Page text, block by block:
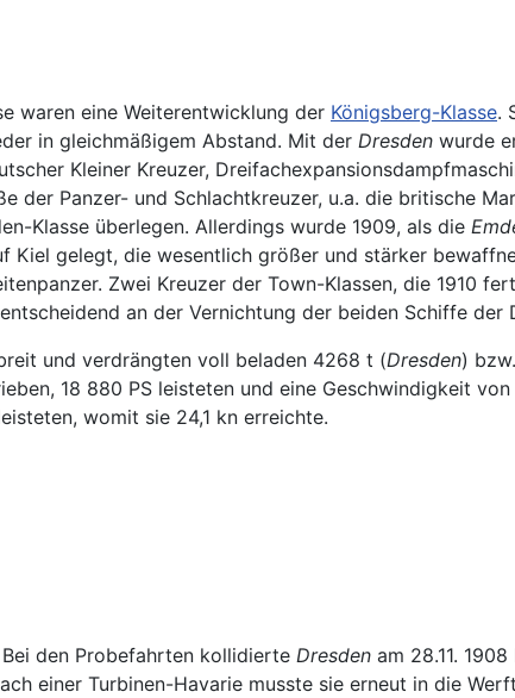
waren eine Weiterentwicklung der Königsberg-Klasse.
in gleichmäßigem Abstand. Mit der Dresden wurde
Kleiner Kreuzer,
der Panzer- und Schlachtkreuzer, u.a. die britische
Klasse überlegen. Allerdings wurde 1909, als die
Kiel gelegt, die wesentlich größer und stärker
Zwei Kreuzer der Town-Klassen, die 1910
an der Vernichtung der beiden Schiffe der
und verdrängten voll beladen 4268 t (Dresden)
18 880 PS leisteten und eine Geschwindigkeit
womit sie 24,1 kn erreichte.
den Probefahrten kollidierte Dresden am 28.11.
einer Turbinen-Havarie musste sie erneut in die